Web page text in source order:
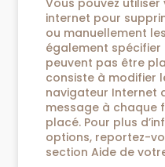
Vous pouvez
internet pour
ou manuellement
également
peuvent pas être
consiste à modifier
navigateur Internet
message à chaque
placé. Pour plus
options, reportez-
section Aide de